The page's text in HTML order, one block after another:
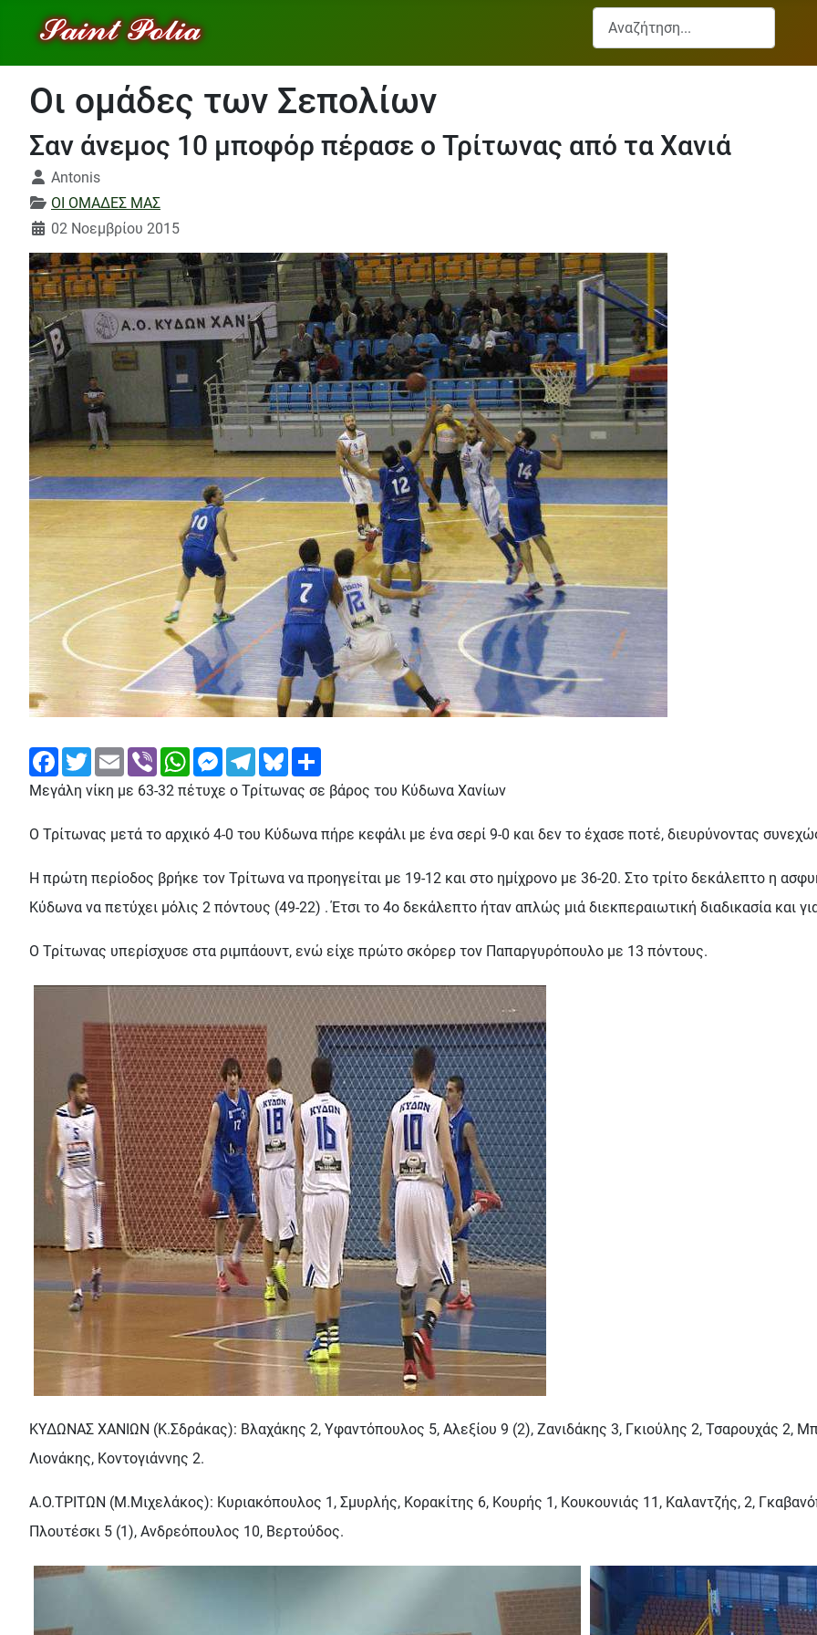
Αναζήτηση...
Οι ομάδες των Σεπολίων
Σαν άνεμος 10 μποφόρ πέρασε ο Τρίτωνας από τα Χανιά
Λεπτομέρειες
Antonis
ΟΙ ΟΜΑΔΕΣ ΜΑΣ
02 Νοεμβρίου 2015
FacebookTwitterEmail Viber WhatsAppMessengerTelegramBluesky
Μεγάλη νίκη με 63-32 πέτυχε ο Τρίτωνας σε βάρος του Κύδωνα Χανίων
Ο Τρίτωνας μετά το αρχικό 4-0 του Κύδωνα πήρε κεφάλι με ένα σερί 9-0 και δεν το έχασε ποτέ, διευρύνοντας
Η πρώτη περίοδος βρήκε τον Τρίτωνα να προηγείται με 19-12 και στο ημίχρονο με 36-20. Στο τρίτο δεκάλεπτο η
Κύδωνα να πετύχει μόλις 2 πόντους (49-22) . Έτσι το 4ο δεκάλεπτο ήταν απλώς μιά διεκπεραιωτική διαδικασία και
Ο Τρίτωνας υπερίσχυσε στα ριμπάουντ, ενώ είχε πρώτο σκόρερ τον Παπαργυρόπουλο με 13 πόντους.
ΚΥΔΩΝΑΣ ΧΑΝΙΩΝ (Κ.Σδράκας): Βλαχάκης 2, Υφαντόπουλος 5, Αλεξίου 9 (2), Ζανιδάκης 3, Γκιούλης 2, Τσαρουχάς 2,
Λιονάκης, Κοντογιάννης 2.
Α.Ο.ΤΡΙΤΩΝ (Μ.Μιχελάκος): Κυριακόπουλος 1, Σμυρλής, Κορακίτης 6, Κουρής 1, Κουκουνιάς 11, Καλαντζής, 2,
Πλουτέσκι 5 (1), Ανδρεόπουλος 10, Βερτούδος.